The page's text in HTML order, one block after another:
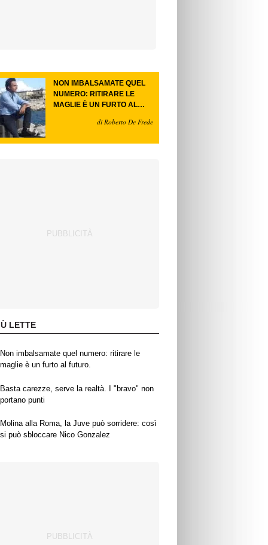
NON IMBALSAMATE QUEL
NUMERO: RITIRARE LE
MAGLIE È UN FURTO AL
di Roberto De Frede
LETTE
Non imbalsamate quel numero: ritirare le
maglie è un furto al futuro.
Basta carezze, serve la realtà. I "bravo" non
portano punti
Molina alla Roma, la Juve può sorridere: così
si può sbloccare Nico Gonzalez